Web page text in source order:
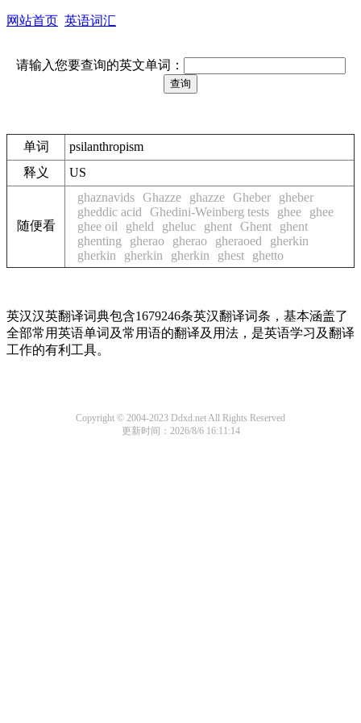
网站首页 英语词汇
请输入您要查询的英文单词：
单词
psilanthropism
释义
US
随便看
ghaznavids Ghazze ghazze Gheber
gheber
gheddic acid
Ghedini-Weinberg tests ghee
ghee
ghee oil
gheld gheluc ghent Ghent
ghent
ghenting
gherao gherao gheraoed
gherkin
gherkin
gherkin gherkin ghest ghetto
英汉汉英翻译词典包含1679246条英汉翻译词条，基本涵盖了
全部常用英语单词及常用语的翻译及用法，是英语学习及翻译
工作的有利工具。
Copyright © 2004-2023 Ddxd.net All Rights Reserved
更新时间：2026/8/6 16:11:14